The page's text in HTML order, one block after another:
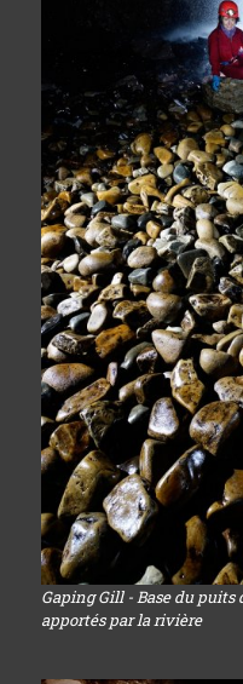
Gaping Gill - Base du
apportés par la rivière